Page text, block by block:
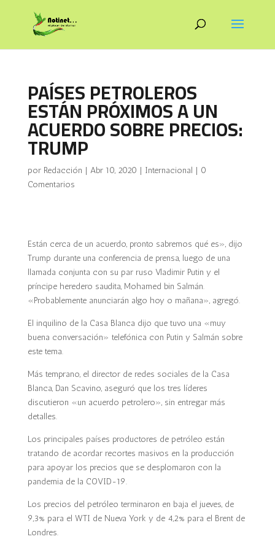
PAÍSES PETROLEROS
ESTÁN PRÓXIMOS A UN
ACUERDO SOBRE PRECIOS:
TRUMP
por Redacción | Abr 10, 2020 | Internacional | 0
Comentarios
Están cerca de un acuerdo, pronto sabremos qué es», dijo
Trump durante una conferencia de prensa, luego de una
llamada conjunta con su par ruso Vladimir Putin y el
príncipe heredero saudita, Mohamed bin Salmán.
«Probablemente anunciarán algo hoy o mañana», agregó.
El inquilino de la Casa Blanca dijo que tuvo una «muy
buena conversación» telefónica con Putin y Salmán sobre
este tema.
Más temprano, el director de redes sociales de la Casa
Blanca, Dan Scavino, aseguró que los tres líderes
discutieron «un acuerdo petrolero», sin entregar más
detalles.
Los principales países productores de petróleo están
tratando de acordar recortes masivos en la producción
para apoyar los precios que se desplomaron con la
pandemia de la COVID-19.
Los precios del petróleo terminaron en baja el jueves, de
9,3% para el WTI de Nueva York y de 4,2% para el Brent de
Londres.